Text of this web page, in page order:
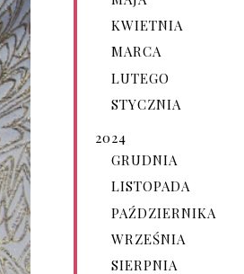
KWIETNIA
MARCA
LUTEGO
STYCZNIA
2024
GRUDNIA
LISTOPADA
PAŹDZIERNIKA
WRZEŚNIA
SIERPNIA